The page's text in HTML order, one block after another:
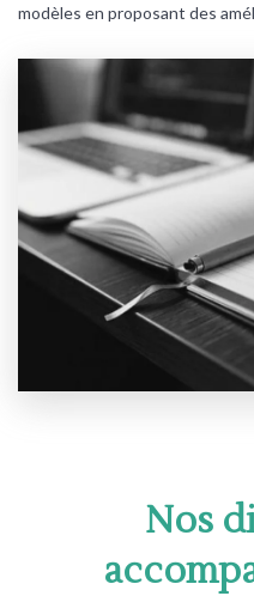
modèles en proposant des
Nos